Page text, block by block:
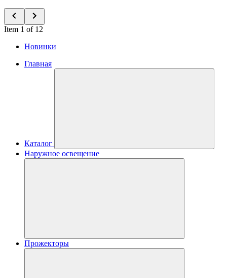
Item 1 of 12
Новинки
Главная
Каталог
Наружное освещение
Прожекторы